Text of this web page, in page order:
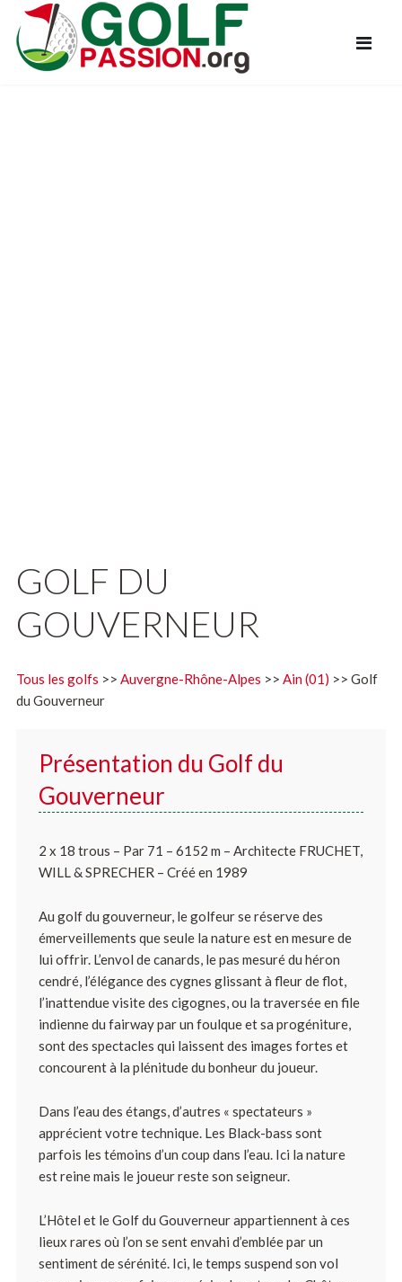
GOLF DU
GOUVERNEUR
Tous les golfs >> Auvergne-Rhône-Alpes >> Ain (01) >> Golf
du Gouverneur
Présentation du Golf du
Gouverneur
2 x 18 trous – Par 71 – 6152 m – Architecte FRUCHET,
WILL & SPRECHER – Créé en 1989
Au golf du gouverneur, le golfeur se réserve des
émerveillements que seule la nature est en mesure de
lui offrir. L’envol de canards, le pas mesuré du héron
cendré, l’élégance des cygnes glissant à fleur de flot,
l’inattendue visite des cigognes, ou la traversée en file
indienne du fairway par un foulque et sa progéniture,
sont des spectacles qui laissent des images fortes et
concourent à la plénitude du bonheur du joueur.
Dans l’eau des étangs, d’autres « spectateurs »
apprécient votre technique. Les Black-bass sont
parfois les témoins d’un coup dans l’eau. Ici la nature
est reine mais le joueur reste son seigneur.
L’Hôtel et le Golf du Gouverneur appartiennent à ces
lieux rares où l’on se sent envahi d’emblée par un
sentiment de sérénité. Ici, le temps suspend son vol